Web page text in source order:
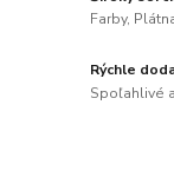
Farby,
Rýchle
Spoľahlivé